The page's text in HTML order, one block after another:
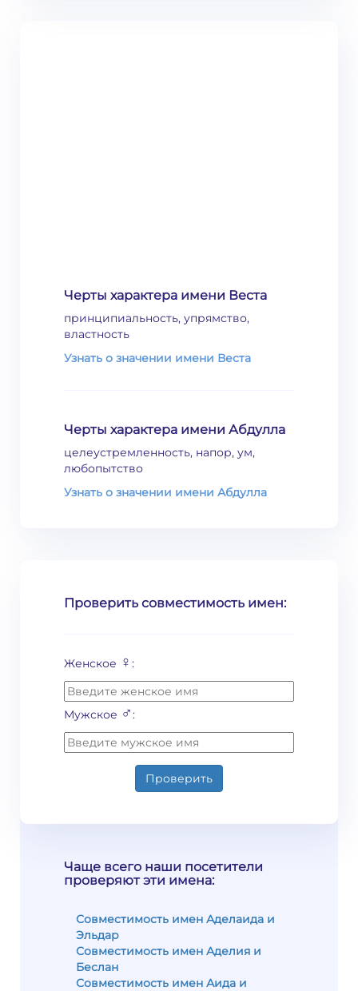
Черты характера имени Веста
принципиальность, упрямство,
властность
Узнать о значении имени Веста
Черты характера имени Абдулла
целеустремленность, напор, ум,
любопытство
Узнать о значении имени Абдулла
Проверить совместимость имен:
Женское ♀ :
Мужское ♂:
Проверить
Чаще всего наши посетители
проверяют эти имена:
Совместимость имен Аделаида и
Эльдар
Совместимость имен Аделия и
Беслан
Совместимость имен Аида и